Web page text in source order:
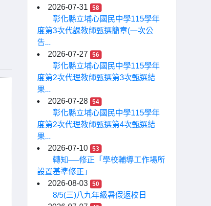
2026-07-31
58
彰化縣立埔心國民中學115學年
度第3次代課教師甄選簡章(一次公
告...
2026-07-27
56
彰化縣立埔心國民中學115學年
度第2次代理教師甄選第3次甄選結
果...
2026-07-28
54
彰化縣立埔心國民中學115學年
度第2次代理教師甄選第4次甄選結
果...
2026-07-10
53
轉知──修正「學校輔導工作場所
設置基準修正」
2026-08-03
50
8/5(三)八九年級暑假返校日